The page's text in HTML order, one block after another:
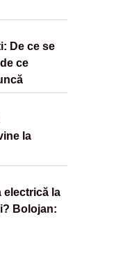
De ce se
ce
la
electrică la
Bolojan: